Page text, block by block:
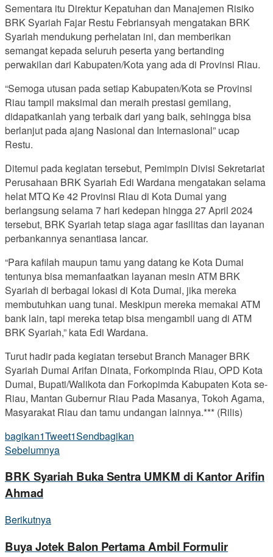
Sementara itu Direktur Kepatuhan dan Manajemen Risiko
BRK Syariah Fajar Restu Febriansyah mengatakan BRK
Syariah mendukung perhelatan ini, dan memberikan
semangat kepada seluruh peserta yang bertanding
perwakilan dari Kabupaten/Kota yang ada di Provinsi Riau.
“Semoga utusan pada setiap Kabupaten/Kota se Provinsi
Riau tampil maksimal dan meraih prestasi gemilang,
didapatkanlah yang terbaik dari yang baik, sehingga bisa
berlanjut pada ajang Nasional dan Internasional” ucap
Restu.
Ditemui pada kegiatan tersebut, Pemimpin Divisi Sekretariat
Perusahaan BRK Syariah Edi Wardana mengatakan selama
helat MTQ Ke 42 Provinsi Riau di Kota Dumai yang
berlangsung selama 7 hari kedepan hingga 27 April 2024
tersebut, BRK Syariah tetap siaga agar fasilitas dan layanan
perbankannya senantiasa lancar.
“Para kafilah maupun tamu yang datang ke Kota Dumai
tentunya bisa memanfaatkan layanan mesin ATM BRK
Syariah di berbagai lokasi di Kota Dumai, jika mereka
membutuhkan uang tunai. Meskipun mereka memakai ATM
bank lain, tapi mereka tetap bisa mengambil uang di ATM
BRK Syariah,” kata Edi Wardana.
Turut hadir pada kegiatan tersebut Branch Manager BRK
Syariah Dumai Arifan Dinata, Forkompinda Riau, OPD Kota
Dumai, Bupati/Walikota dan Forkopimda Kabupaten Kota se-
Riau, Mantan Gubernur Riau Pada Masanya, Tokoh Agama,
Masyarakat Riau dan tamu undangan lainnya.*** (Rilis)
bagikan1Tweet1Sendbagikan
Sebelumnya
BRK Syariah Buka Sentra UMKM di Kantor Arifin
Ahmad
Berikutnya
Buya Jotek Balon Pertama Ambil Formulir